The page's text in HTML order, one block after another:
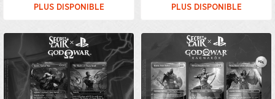
PLUS DISPONIBLE PLUS DISPONIBLE